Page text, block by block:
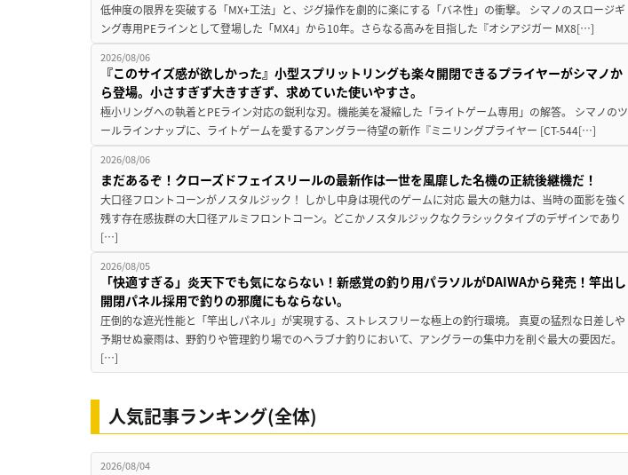
低伸度の限界を突破する「MX+工法」と、ジグ操作を劇的に楽にする「バネ性」の衝撃。 シマノのスロージギ
ング専用PEラインとして登場した「MX4」から10年。さらなる高みを目指した『オシアジガー MX8[…]
2026/08/06
『このサイズ感が欲しかった』小型スプリットリングも楽々開閉できるプライヤーがシマノか
ら登場。小さすぎず大きすぎず、求めていた使いやすさ。
極小リングへの執着とPEライン対応の鋭利な刃。機能美を凝縮した「ライトゲーム専用」の解答。 シマノのツ
ールラインナップに、ライトゲームを愛するアングラー待望の新作『ミニリングプライヤー [CT-544[…]
2026/08/06
まだあるぞ！クローズドフェイスリールの最新作は一世を風靡した名機の正統後継機だ！
大口径フロントコーンがノスタルジック！ しかし中身は現代のゲームに対応 最大の魅力は、当時の面影を強く
残す存在感抜群の大口径アルミフロントコーン。どこかノスタルジックなクラシックタイプのデザインであり
[…]
2026/08/05
「快適すぎる」炎天下でも気にならない！新感覚の釣り用パラソルがDAIWAから発売！竿出し
開閉パネル採用で釣りの邪魔にもならない。
圧倒的な遮光性能と「竿出しパネル」が実現する、ストレスフリーな極上の釣行環境。 真夏の猛烈な日差しや
予期せぬ豪雨は、野釣りや管理釣り場でのヘラブナ釣りにおいて、アングラーの集中力を削ぐ最大の要因だ。
[…]
人気記事ランキング(全体)
2026/08/04